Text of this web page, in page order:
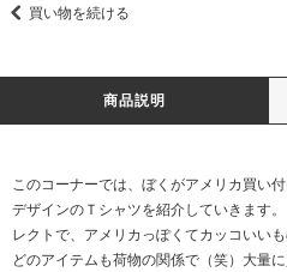
買い物を続ける
商品説明
このコーナーでは、ぼくがアメリカ買い
デザインのＴシャツを紹介していきます
レクトで、アメリカっぽくてカッコいいも
どのアイテムも荷物の関係で（笑）大量